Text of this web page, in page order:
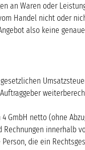
an Waren oder
Handel nicht oder
also keine
netto (ohne
innerhalb
die ein